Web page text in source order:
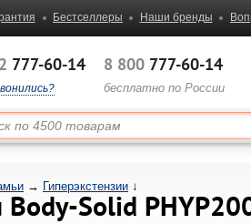
Бестселлеры Наши бренды
777-60-14 8 800 777-60-14
бесплатно по России
→ Гиперэкстензии ↓
Body-Solid